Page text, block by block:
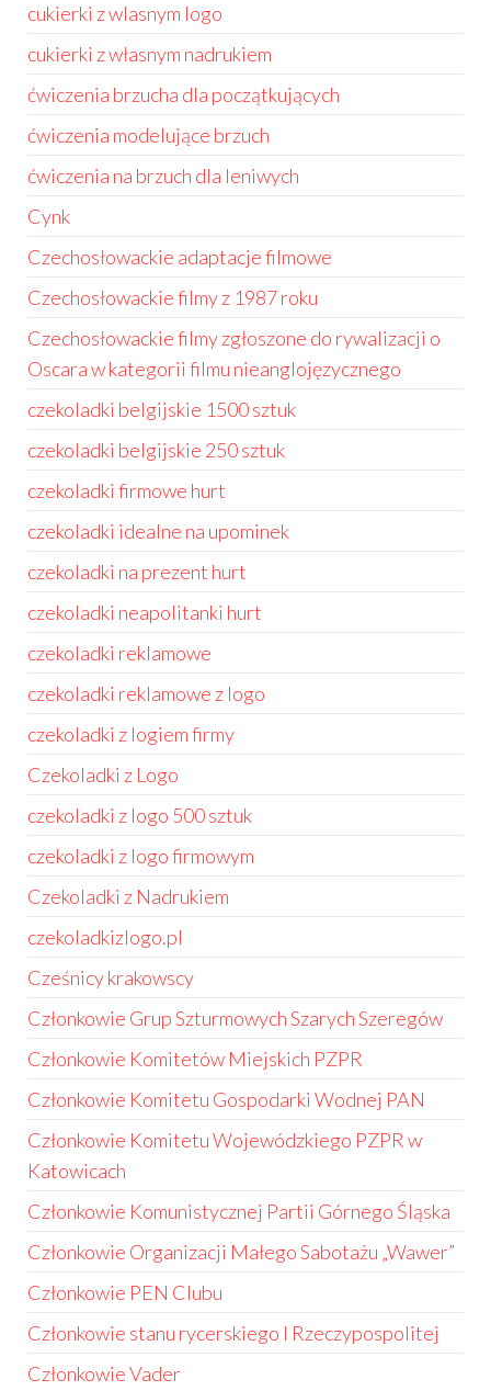
cukierki z wlasnym logo
cukierki z własnym nadrukiem
ćwiczenia brzucha dla początkujących
ćwiczenia modelujące brzuch
ćwiczenia na brzuch dla leniwych
Cynk
Czechosłowackie adaptacje filmowe
Czechosłowackie filmy z 1987 roku
Czechosłowackie filmy zgłoszone do rywalizacji o
Oscara w kategorii filmu nieanglojęzycznego
czekoladki belgijskie 1500 sztuk
czekoladki belgijskie 250 sztuk
czekoladki firmowe hurt
czekoladki idealne na upominek
czekoladki na prezent hurt
czekoladki neapolitanki hurt
czekoladki reklamowe
czekoladki reklamowe z logo
czekoladki z logiem firmy
Czekoladki z Logo
czekoladki z logo 500 sztuk
czekoladki z logo firmowym
Czekoladki z Nadrukiem
czekoladkizlogo.pl
Cześnicy krakowscy
Członkowie Grup Szturmowych Szarych Szeregów
Członkowie Komitetów Miejskich PZPR
Członkowie Komitetu Gospodarki Wodnej PAN
Członkowie Komitetu Wojewódzkiego PZPR w
Katowicach
Członkowie Komunistycznej Partii Górnego Śląska
Członkowie Organizacji Małego Sabotażu „Wawer”
Członkowie PEN Clubu
Członkowie stanu rycerskiego I Rzeczypospolitej
Członkowie Vader